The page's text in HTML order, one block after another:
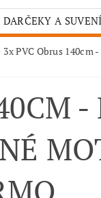
DARČEKY A
🏫 ŠKOLSKÉ
3x PVC Obrus 140cm